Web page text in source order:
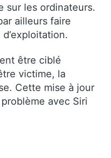
sur les ordinateurs.
ailleurs faire
être ciblé
victime, la
Cette mise à jour
avec Siri